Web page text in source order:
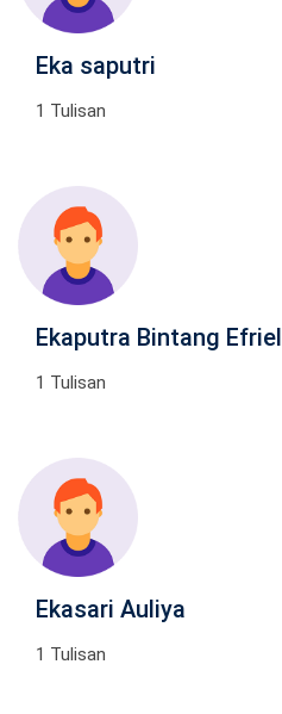
Eka saputri
1 Tulisan
Ekaputra Bintang Efriel
1 Tulisan
Ekasari Auliya
1 Tulisan